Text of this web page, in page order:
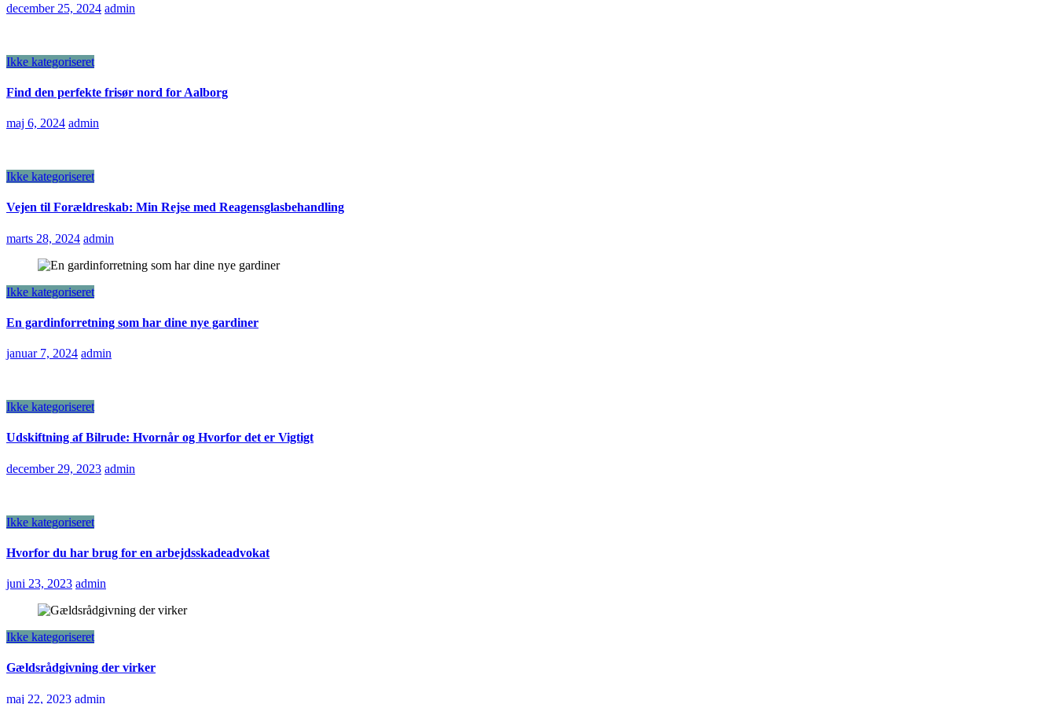
december 25, 2024 admin
Ikke kategoriseret
Find den perfekte frisør nord for Aalborg
maj 6, 2024 admin
Ikke kategoriseret
Vejen til Forældreskab: Min Rejse med Reagensglasbehandling
marts 28, 2024 admin
Ikke kategoriseret
En gardinforretning som har dine nye gardiner
januar 7, 2024 admin
Ikke kategoriseret
Udskiftning af Bilrude: Hvornår og Hvorfor det er Vigtigt
december 29, 2023 admin
Ikke kategoriseret
Hvorfor du har brug for en arbejdsskadeadvokat
juni 23, 2023 admin
Ikke kategoriseret
Gældsrådgivning der virker
maj 22, 2023 admin